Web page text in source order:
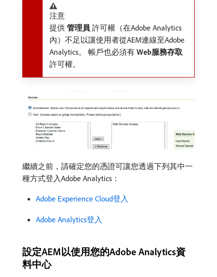
注意
提供​ 管理員 ​許可權（在Adobe Analytics
內）不足以讓使用者從AEM連線至Adobe
Analytics。 帳戶也必須有​ Web服務存取
許可權。
繼續之前，請確定您的憑證可讓您透過下列其中一
種方式登入Adobe Analytics：
Adobe Experience Cloud登入
Adobe Analytics登入
設定AEM以使用您的Adobe Analytics資
料中心